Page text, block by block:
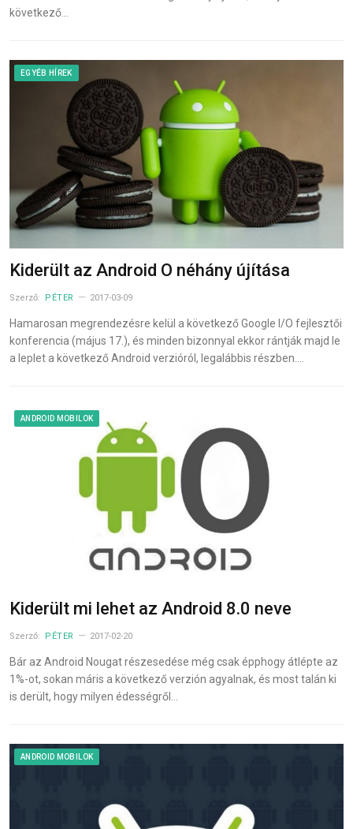
következő…
EGYÉB HÍREK
Kiderült az Android O néhány újítása
Szerző: PÉTER 2017-03-09
Hamarosan megrendezésre kelül a következő Google I/O fejlesztői
konferencia (május 17.), és minden bizonnyal ekkor rántják majd le
a leplet a következő Android verzióról, legalábbis részben.…
ANDROID MOBILOK
Kiderült mi lehet az Android 8.0 neve
Szerző: PÉTER 2017-02-20
Bár az Android Nougat részesedése még csak épphogy átlépte az
1%-ot, sokan máris a következő verzión agyalnak, és most talán ki
is derült, hogy milyen édességről…
ANDROID MOBILOK